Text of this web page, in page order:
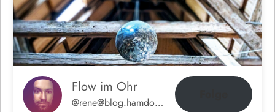
Flow im Ohr
@rene@blog.hamdorf.org